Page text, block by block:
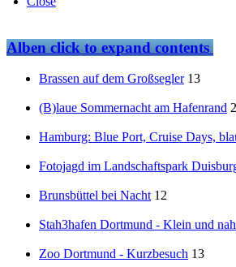
Albenclick to expand contents
Brassen auf dem Großsegler 13
(B)laue Sommernacht am Hafenrand
Hamburg: Blue Port, Cruise Days,
Fotojagd im Landschaftspark
Brunsbüttel bei Nacht 12
Stah3hafen Dortmund - Klein und
Zoo Dortmund - Kurzbesuch 13